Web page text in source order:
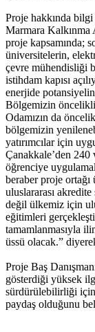
Proje hakkında
Marmara Kalkınma
proje kapsamında;
üniversitelerin,
çevre mühendisliği
istihdam kapısı
enerjide
Bölgemizin
Odamızın da
bölgemizin
yatırımcılar için
Çanakkale’den 240
öğrenciye
beraber proje
uluslararası
değil ülkemiz için
eğitimleri
tamamlanmasıyla
üssü olacak.”
Proje Baş
gösterdiği yüksek
sürdürülebilirliği için
paydaş olduğunu